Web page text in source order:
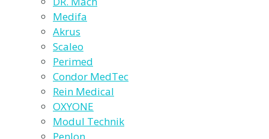
Medifa
Akrus
Scaleo
Perimed
Condor MedTec
Rein Medical
OXYONE
Modul Technik